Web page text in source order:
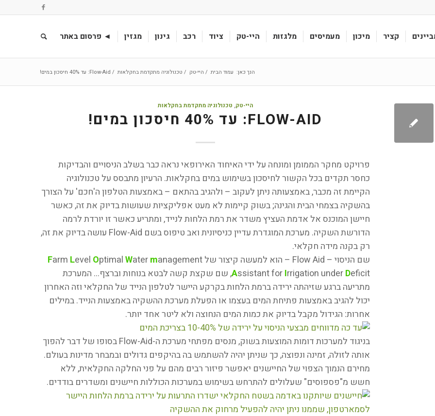
קציר מיכון מעמיסים מלגזות היי-טק ציוד רכב גינון מגזין ◄ פרסום באתר
הנך כאן: עמוד הבית / היי-טק / טכנולוגיה מתקדמת בחקלאות / Flow-Aid: עד 40% חיסכון במים!
היי-טק, טכנולוגיה מתקדמת בחקלאות
FLOW-AID: עד 40% חיסכון במים!
פרויקט מחקר הממומן ומונחה על ידי האיחוד האירופאי נראה כבר בשלב הניסויים והבדיקות
כחסר תקדים בכל הקשור לחיסכון בשימוש במים בחקלאות. הרעיון מתבסס על טכנולוגיה
הקיימת זה מכבר, באמצעותה ניתן לעקוב – ולהגיב בהתאם – באמצעות הטלפון ה'חכם' על הצורך
בהשקיה בצמחי הבית והגינה; בשוק קיימות לא מעט אפליקציות שעושות בדיוק את זה, כאשר
חיישן המוכנס אל אדמת העציץ משדר את רמת הלחות לנייד, ומתריע כאשר זו יורדת לרמה
הדורשת השקיה. מערכת המוגדרת עדיין כניסיונית ואב טיפוס בשם Flow-Aid עושה בדיוק את זה,
רק בקנה מידה חקלאי.
שם הניסוי – Flow Aid – הוא למעשה קיצור של
Farm Level OptimalWatermanagement
Assistant forIrrigation underD
eficit, שם שקצת קשה לבטא בנוחות וברצף… המערכת
מתריעה ברגע שזיהתה ירידה ברמת הלחות בקרקע היישר לטלפון הנייד של החקלאי וזה האחרון
יכול להגיב באמצעות פתיחת המים בעצמו או הפעלת מערכת ההשקיה באמצעות הנייד. במילים
אחרות: הגידול מקבל בדיוק את כמות המים הנחוצה ולא ליטר אחד יותר.
בניגוד למערכות דומות המוצעות בשוק, מנסים מפתחי מערכת ה-Flow-Aid בסופו של דבר להפוך
אותה לזולה, זמינה ונפוצה, כך שניתן יהיה להשתמש בה בהיקפים גדולים ובמבחר מדינות בעולם.
מחירם הנמוך הצפוי של החיישנים יאפשר פיזור רבים מהם על פני החלקה החקלאית, ללא
חשש מ"פספוסים" שעלולים להתרחש בשימוש במערכות הכוללות חיישנים ומשדרים בודדים.